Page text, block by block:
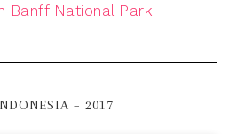
Banff National Park
– 2017